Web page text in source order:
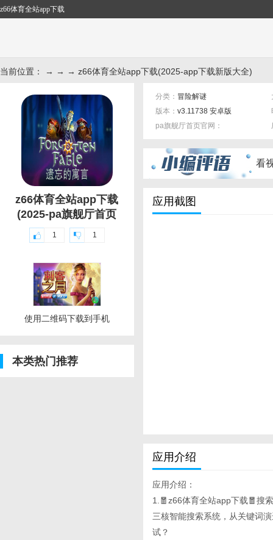
z66体育全站app下载
当前位置： → → → z66体育全站app下载(2025-app下载新版大全)
z66体育全站app下载
(2025-pa旗舰厅首页
1 1
使用二维码下载到手机
本类热门推荐
分类： 冒险解谜
版本： v3.11738 安卓版
pa旗舰厅首页官网：
看
应用截图
应用介绍
应用介绍：
1.🧧z66体育全站app下载🧧搜
三核智能搜索系统，从关键词
试？